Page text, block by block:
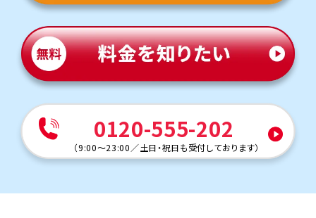
英語（教科書：三省堂）
小山は学校指定のワークからの出題が多いため、ワークを
繰り返し解くことがテスト対策のポイントです。最低3周は
ワークを解けるよう、授業がない日の宿題管理まで、トライ
がサポートします。
人気のコース
堺中学校
トライは学校から約60分の立地にあり、学校と少し離れて
0120-555-202
（9:00～23:00 ／土日・祝日も受付しております）